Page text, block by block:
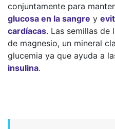
conjuntamente para
glucosa en la sangre y
cardíacas. Las semillas de
de magnesio, un mineral
glucemia ya que ayuda a
insulina.